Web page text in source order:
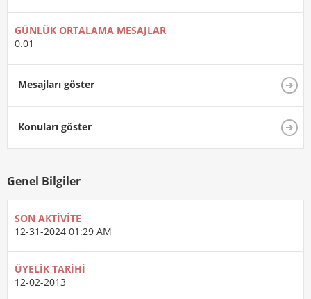
GÜNLÜK ORTALAMA MESAJLAR
0.01
Mesajları göster
Konuları göster
Genel Bilgiler
SON AKTIVITE
12-31-2024 01:29 AM
ÜYELIK TARIHI
12-02-2013